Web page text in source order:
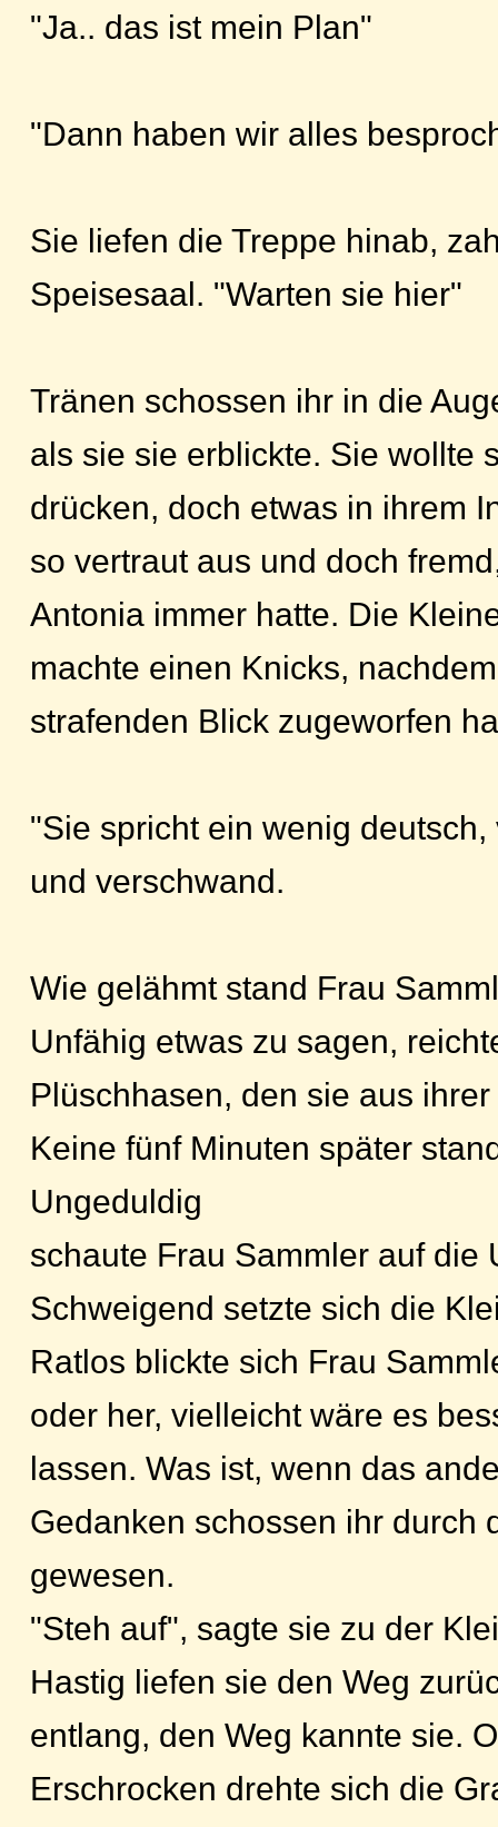
"Ja.. das ist mein Plan"
"Dann haben wir alles
Sie liefen die Treppe hinab,
Speisesaal. "Warten sie hier"
Tränen schossen ihr in die
als sie sie erblickte. Sie wollte
drücken, doch etwas in ihrem
so vertraut aus und doch
Antonia immer hatte. Die
machte einen Knicks,
strafenden Blick zugeworfen
"Sie spricht ein wenig
und verschwand.
Wie gelähmt stand Frau
Unfähig etwas zu sagen,
Plüschhasen, den sie aus
Keine fünf Minuten später
Ungeduldig
schaute Frau Sammler auf die
Schweigend setzte sich die
Ratlos blickte sich Frau
oder her, vielleicht wäre es
lassen. Was ist, wenn das
Gedanken schossen ihr durch
gewesen.
"Steh auf", sagte sie zu der
Hastig liefen sie den Weg
entlang, den Weg kannte sie.
Erschrocken drehte sich die